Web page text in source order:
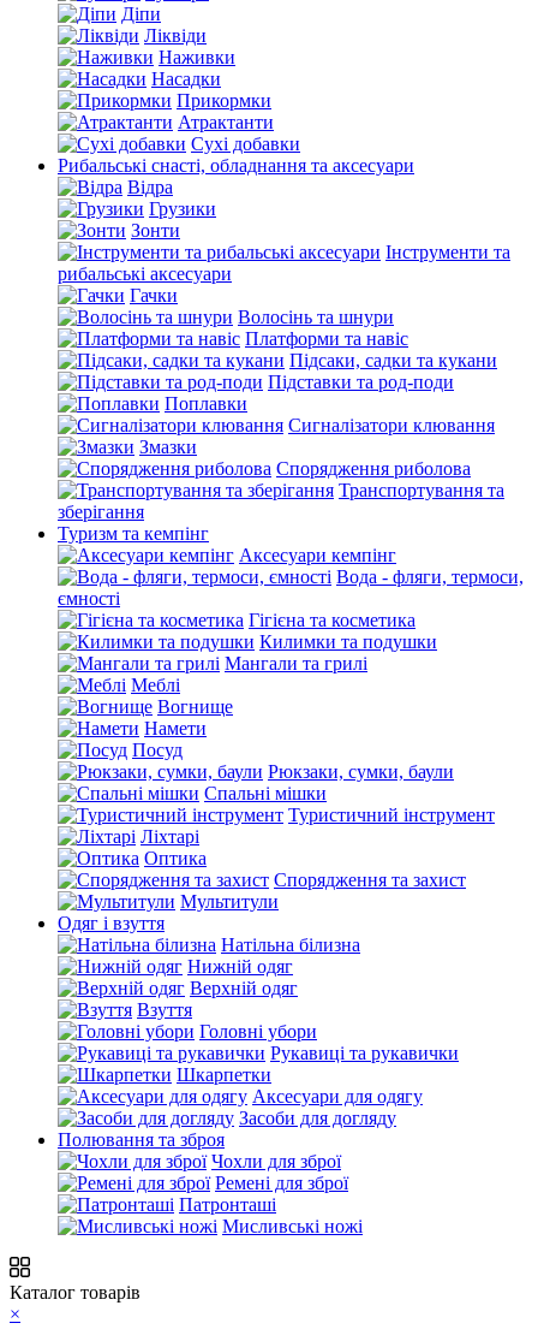
Діпи
Ліквіди
Наживки
Насадки
Прикормки
Атрактанти
Сухі добавки
Рибальські снасті, обладнання та аксесуари
Відра
Грузики
Зонти
Інструменти та
рибальські аксесуари
Гачки
Волосінь та шнури
Платформи та навіс
Підсаки, садки та кукани
Підставки та род-поди
Поплавки
Сигналізатори клювання
Змазки
Спорядження риболова
Транспортування та
зберігання
Туризм та кемпінг
Аксесуари кемпінг
Вода - фляги, термоси,
ємності
Гігієна та косметика
Килимки та подушки
Мангали та грилі
Меблі
Вогнище
Намети
Посуд
Рюкзаки, сумки, баули
Спальні мішки
Туристичний інструмент
Ліхтарі
Оптика
Спорядження та захист
Мультитули
Одяг і взуття
Натільна білизна
Нижній одяг
Верхній одяг
Взуття
Головні убори
Рукавиці та рукавички
Шкарпетки
Аксесуари для одягу
Засоби для догляду
Полювання та зброя
Чохли для зброї
Ремені для зброї
Патронташі
Мисливські ножі
Каталог товарів
×